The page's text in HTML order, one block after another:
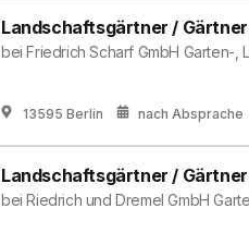
Landschaftsgärtner /
beiFriedrich Scharf GmbH Garten-,
13595 Berlin nach Absprache
Landschaftsgärtner /
beiRiedrich und Dremel GmbH